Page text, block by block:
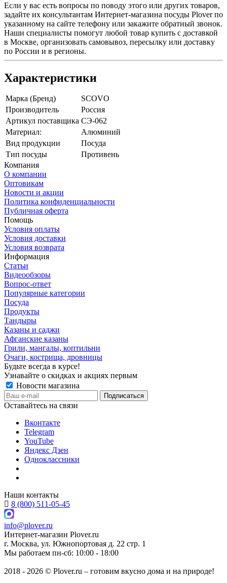
Если у вас есть вопросы по поводу этого или других товаров,
задайте их консультантам Интернет-магазина посуды Plover по
указанному на сайте телефону или закажите обратный звонок.
Наши специалисты помогут любой товар купить с доставкой
в Москве, организовать самовывоз, пересылку или доставку
по России и в регионы.
Характеристики
Марка (Бренд)
SCOVO
Производитель
Россия
Артикул поставщика СЭ-062
Материал:
Алюминий
Вид продукции
Посуда
Тип посуды
Противень
Компания
О компании
Оптовикам
Новости и акции
Политика конфиденциальности
Публичная оферта
Помощь
Условия оплаты
Условия доставки
Условия возврата
Информация
Статьи
Видеообзоры
Вопрос-ответ
Популярные категории
Посуда
Продукты
Тандыры
Казаны и саджи
Афганские казаны
Грили, мангалы, коптильни
Очаги, кострища, дровницы
Будьте всегда в курсе!
Узнавайте о скидках и акциях первым
Новости магазина
Оставайтесь на связи
Вконтакте
Telegram
YouTube
Яндекс Дзен
Одноклассники
Наши контакты
8 (800) 511-05-45
info@plover.ru
Интернет-магазин Plover.ru
г. Москва, ул. Южнопортовая д. 22 стр. 1
Мы работаем пн-сб: 10:00 - 18:00
2018 - 2026 © Plover.ru – готовим вкусно дома и на природе!